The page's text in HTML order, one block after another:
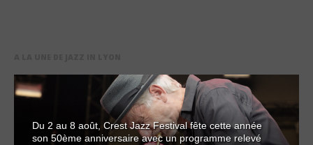
Du 2 au 8 août, Crest Jazz Festival fête cette année
son 50ème anniversaire avec un programme relevé